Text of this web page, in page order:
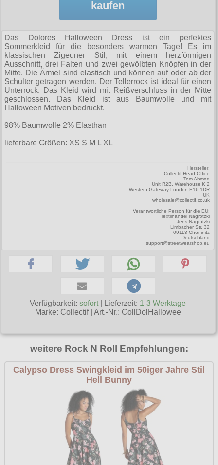
Männerhosen
Männerjacken & Westen
Männermäntel
Männershirts kurzam
Männershirts langarm
Mittelalter
Ohrhänger
für die Beine
Geldbörsen
Gürtel
Halsbänder
Handschuhe
Verschiedenes
Burleska
Collectif
Cup Cake Cult
Dead Threads
Dracula Clothing
Hellbunny
Jawbreaker
Pentagramme
Sinister
Spin Doctor
Surplus
Vixxsin
Voodoo Vixen
Warrior Clothing
M
L
XL
XXL
XXXL
XXXXL
XXXXXL
XXXXXXL
Festivals
M’era Luna Festival
Amphi Festival
Kleidung
Bademoden
Rockabilly
Mods
--------------
gesamt: 0.00 €
kaufen
Das Dolores Halloween Dress ist ein perfektes
Sommerkleid für die besonders warmen Tage! Es im
klassischen Zigeuner Stil, mit einem herzförmigen
Ausschnitt, drei Falten und zwei gewölbten Knöpfen in der
Mitte. Die Ärmel sind elastisch und können auf oder ab der
Schulter getragen werden. Der Tellerrock ist ideal für einen
Unterrock. Das Kleid wird mit Reißverschluss in der Mitte
geschlossen. Das Kleid ist aus Baumwolle und mit
Halloween Motiven bedruckt.
98% Baumwolle 2% Elasthan
lieferbare Größen: XS S M L XL
Hersteller:
Collectif Head Office
Tom Ahmad
Unit R2B, Warehouse K 2
Western Gateway London E16 1DR
UK
wholesale@collectif.co.uk
Verantwortliche Person für die EU:
Textilhandel Nagrotzki
Jens Nagrotzki
Limbacher Str. 32
09113 Chemnitz
Deutschland
support@streetwearshop.eu
Verfügbarkeit:sofort | Lieferzeit: 1-3 Werktage
Marke: Collectif| Art.-Nr.: CollDolHallowee
weitere Rock N Roll Empfehlungen:
Calypso Dress Swingkleid im 50iger Jahre Stil
Hell Bunny